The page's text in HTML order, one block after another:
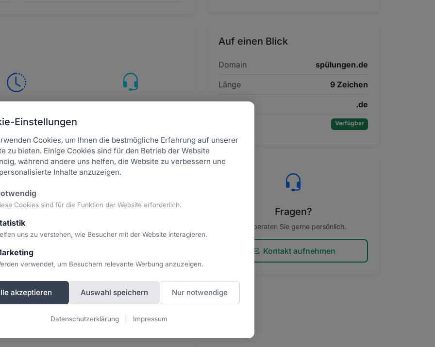
Transfer innerhalb
E-Mail*
Firma
Auf einen Blick
Domain spülungen.de
Länge 9 Zeichen
TLD .de
Verfügbar
Fragen?
Wir beraten Sie gerne persönlich.
Kontakt aufnehmen
Einstellungen
Cookies, um Ihnen die bestmögliche Erfahrung auf unserer
zu bieten. Einige Cookies sind für den Betrieb der Website
während andere uns helfen, die Website zu verbessern und
Inhalte anzuzeigen.
Cookies sind für die Funktion der Website erforderlich.
uns zu verstehen, wie Besucher mit der Website interagieren.
verwendet, um Besuchern relevante Werbung anzuzeigen.
akzeptieren Auswahl speichern Nur notwendige
Datenschutzerklärung Impressum